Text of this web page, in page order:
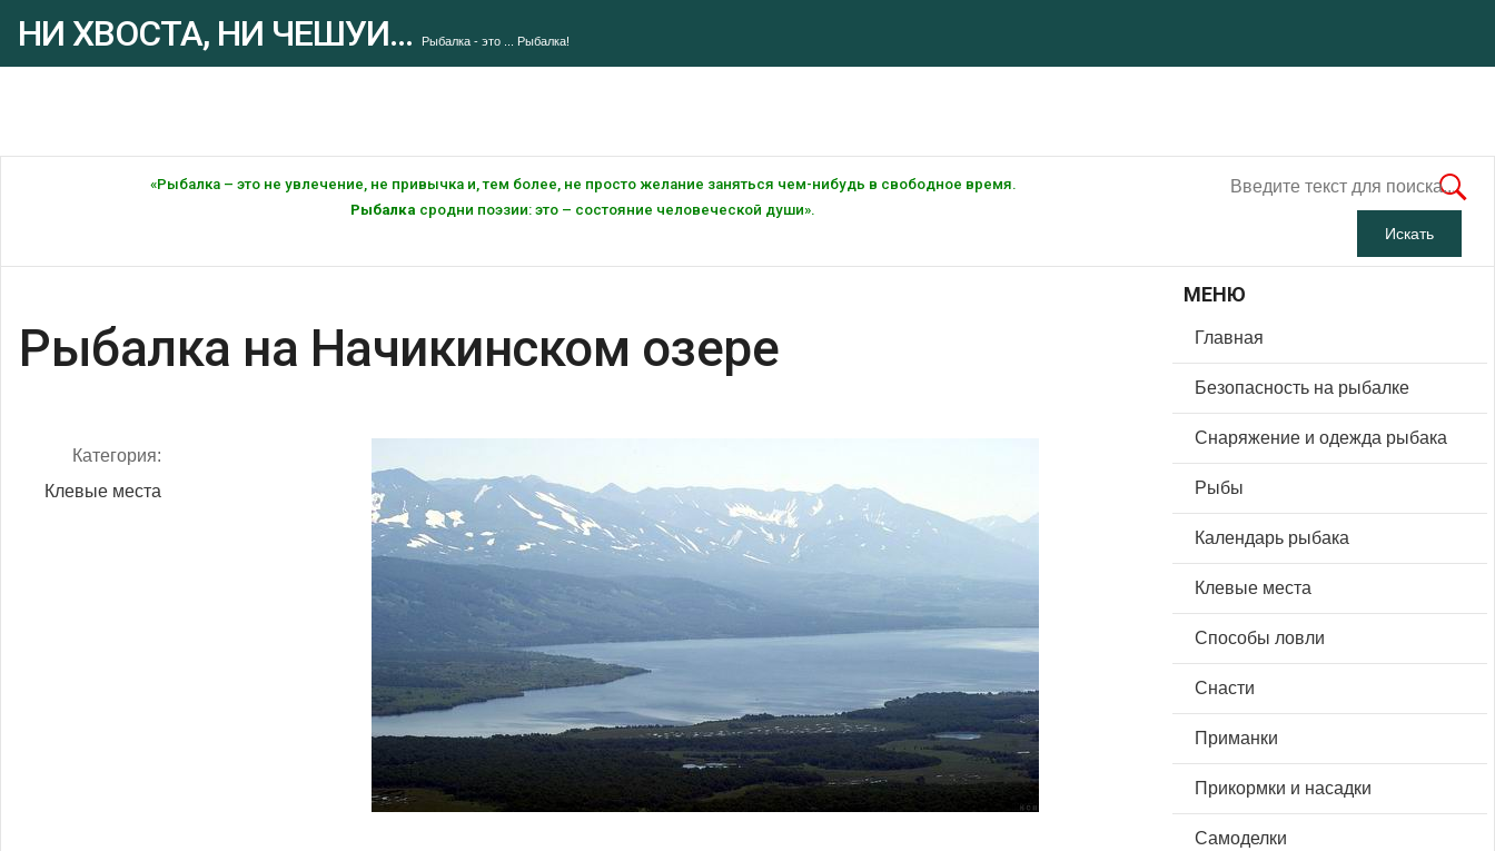
НИ ХВОСТА, НИ ЧЕШУИ... Рыбалка - это ... Рыбалка!
«Рыбалка – это не увлечение, не привычка и, тем более, не просто желание заняться чем-нибудь в свободное время.
Рыбалка сродни поэзии: это – состояние человеческой души».
Рыбалка на Начикинском озере
Категория:
Клевые места
МЕНЮ
Главная
Безопасность на рыбалке
Снаряжение и одежда рыбака
Рыбы
Календарь рыбака
Клевые места
Способы ловли
Снасти
Приманки
Прикормки и насадки
Самоделки